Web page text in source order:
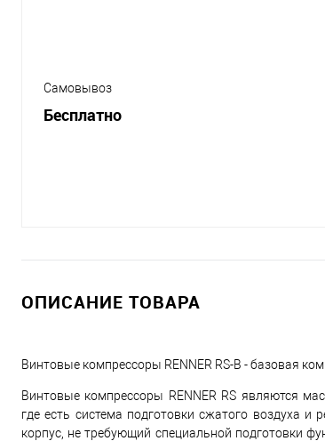
Самовывоз
Бесплатно
ОПИСАНИЕ ТОВАРА
Винтовые компрессоры RENNER RS-B - базовая
Винтовые компрессоры RENNER RS являются
где есть система подготовки сжатого воздуха
корпус, не требующий специальной подготовки